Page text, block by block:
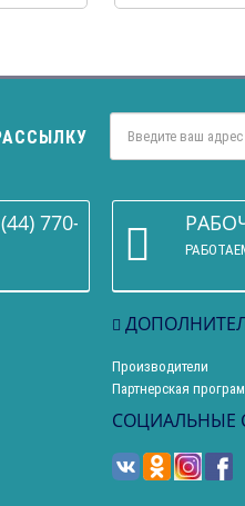
770-86-68
Производители
Партнерская
СОЦИАЛЬНЫЕ